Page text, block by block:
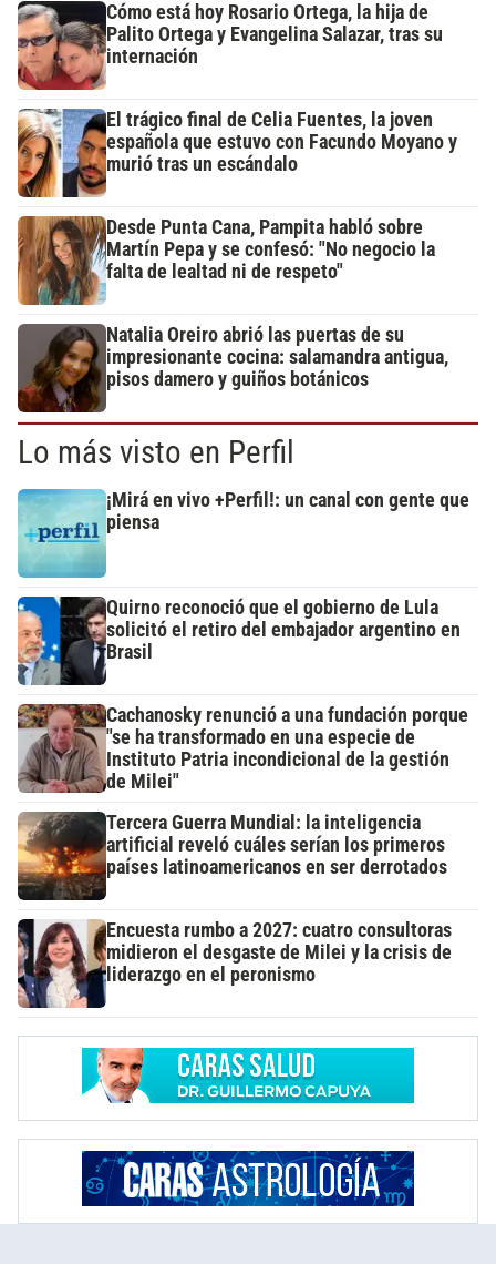
Cómo está hoy Rosario Ortega, la hija de
Palito Ortega y Evangelina Salazar, tras su
internación
El trágico final de Celia Fuentes, la joven
española que estuvo con Facundo Moyano y
murió tras un escándalo
Desde Punta Cana, Pampita habló sobre
Martín Pepa y se confesó: "No negocio la
falta de lealtad ni de respeto"
Natalia Oreiro abrió las puertas de su
impresionante cocina: salamandra antigua,
pisos damero y guiños botánicos
Lo más visto en Perfil
¡Mirá en vivo +Perfil!: un canal con gente que
piensa
Quirno reconoció que el gobierno de Lula
solicitó el retiro del embajador argentino en
Brasil
Cachanosky renunció a una fundación porque
"se ha transformado en una especie de
Instituto Patria incondicional de la gestión
de Milei"
Tercera Guerra Mundial: la inteligencia
artificial reveló cuáles serían los primeros
países latinoamericanos en ser derrotados
Encuesta rumbo a 2027: cuatro consultoras
midieron el desgaste de Milei y la crisis de
liderazgo en el peronismo